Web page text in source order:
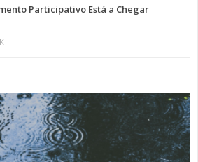
Participativo Está a Chegar